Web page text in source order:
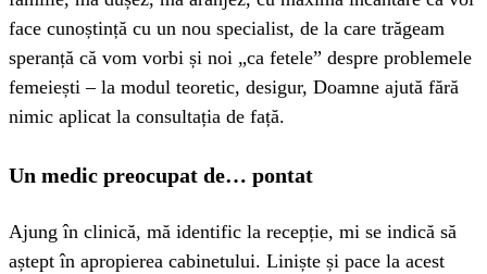
face cunoștință cu un nou specialist, de la care trăgeam
speranță că vom vorbi și noi „ca fetele” despre problemele
femeiești – la modul teoretic, desigur, Doamne ajută fără
nimic aplicat la consultația de față.
Un medic preocupat de… pontat
Ajung în clinică, mă identific la recepție, mi se indică să
aștept în apropierea cabinetului. Liniște și pace la acest